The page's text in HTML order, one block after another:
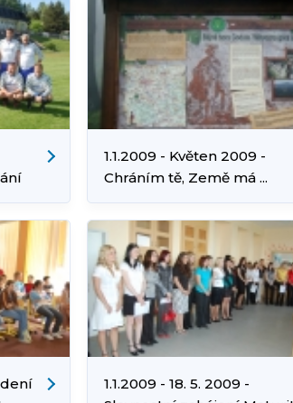
1.1.2009 - Květen 2009 -
Chráním tě, Země má ...
1.1.2009 - 18. 5. 2009 -